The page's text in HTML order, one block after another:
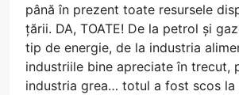
până în prezent toate resursele
țării. DA, TOATE! De la petrol și
tip de energie, de la industria
industriile bine apreciate în trecut,
industria grea… totul a fost scos la